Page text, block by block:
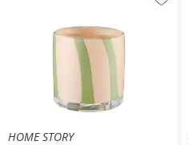
HOME STORY